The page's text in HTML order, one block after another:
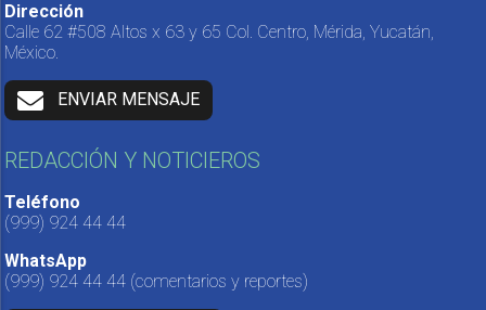
Dirección
Calle 62 #508 Altos x 63 y 65 Col. Centro, Mérida, Yucatán,
México.
ENVIAR MENSAJE
REDACCIÓN Y NOTICIEROS
Teléfono
(999) 924 44 44
WhatsApp
(999) 924 44 44 (comentarios y reportes)